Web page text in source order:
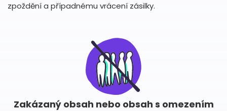
zpoždění a případnému vrácení zásilky.
Zakázaný obsah nebo obsah s omezením